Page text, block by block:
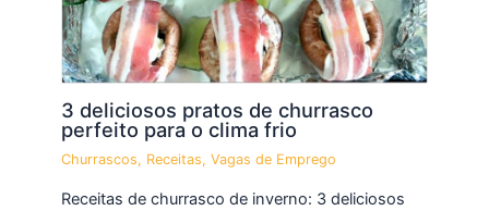
3 deliciosos pratos de churrasco
perfeito para o clima frio
Churrascos, Receitas,Vagas de Emprego
Receitas de churrasco de inverno: 3 deliciosos